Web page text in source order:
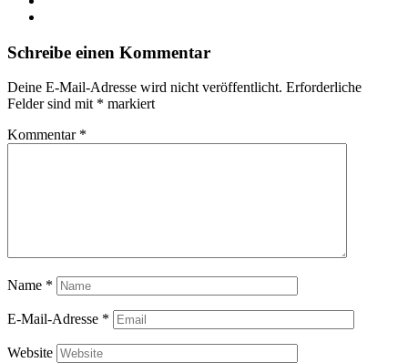
Schreibe einen Kommentar
Deine E-Mail-Adresse wird nicht veröffentlicht. Erforderliche
Felder sind mit * markiert
Kommentar *
Name *
E-Mail-Adresse *
Website